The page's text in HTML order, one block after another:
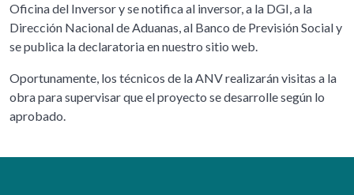
Oficina del Inversor y se notifica al inversor, a la DGI, a la
Dirección Nacional de Aduanas, al Banco de Previsión Social y
se publica la declaratoria en nuestro sitio web.
Oportunamente, los técnicos de la ANV realizarán visitas a la
obra para supervisar que el proyecto se desarrolle según lo
aprobado.